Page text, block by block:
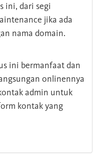
ini, dari segi
jika ada
nama domain.
ini bermanfaat dan
onlinennya
admin untuk
kontak yang